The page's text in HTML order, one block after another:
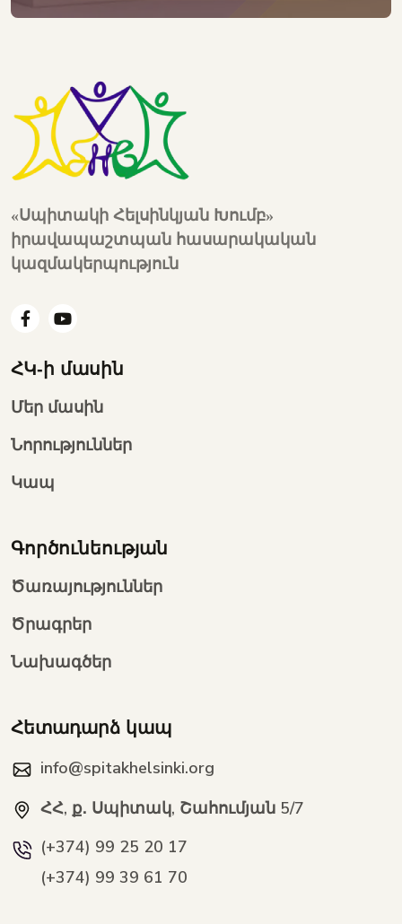
«Սպիտակի Հելսինկյան Խումբ»
իրավապաշտպան հասարակական
կազմակերպություն
ՀԿ-ի մասին
Մեր մասին
Նորություններ
Կապ
Գործունեության
Ծառայություններ
Ծրագրեր
Նախագծեր
Հետադարձ կապ
info@spitakhelsinki.org
ՀՀ, ք․ Սպիտակ, Շահումյան 5/7
(+374) 99 25 20 17
(+374) 99 39 61 70